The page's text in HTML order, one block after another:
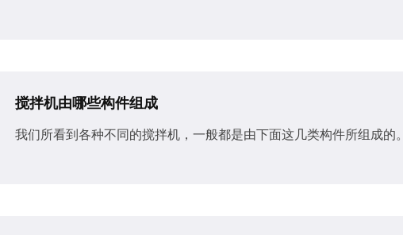
搅拌机由哪些构件组成
我们所看到各种不同的搅拌机​，一般都是由下面这几类构件所组成的。